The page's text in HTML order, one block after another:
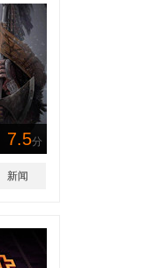
7.5分
新闻